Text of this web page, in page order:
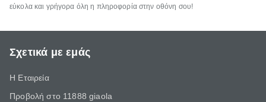
εύκολα και γρήγορα όλη η πληροφορία στην οθόνη σου!
Σχετικά με εμάς
Η Εταιρεία
Προβολή στο 11888 giaola